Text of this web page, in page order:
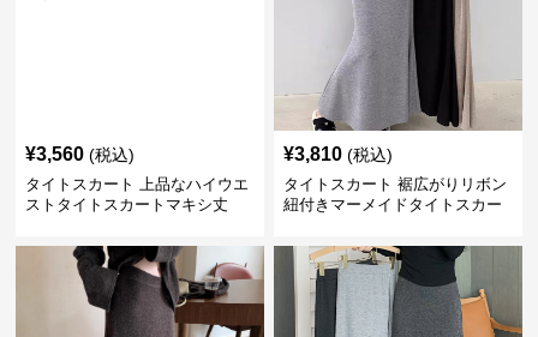
¥3,560 (税込)
タイトスカート 上品なハイウエ
ストタイトスカートマキシ丈
¥3,810 (税込)
タイトスカート 裾広がりリボン
紐付きマーメイドタイトスカー